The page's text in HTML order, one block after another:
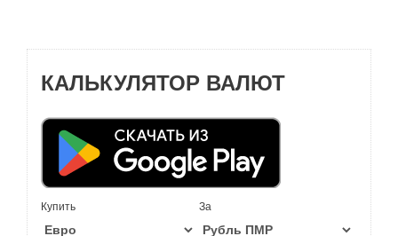
КАЛЬКУЛЯТОР ВАЛЮТ
Купить За